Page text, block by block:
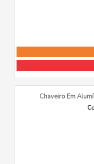
Chaveiro Em